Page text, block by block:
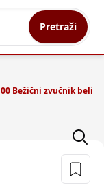
Pretraži
Bežični zvučnik beli